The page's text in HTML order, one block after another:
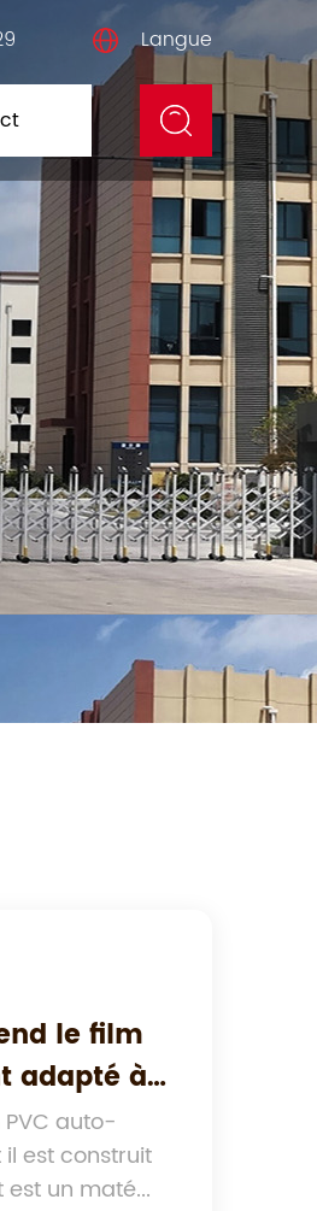
Langue
le film
adapté à
à
auto-
est construit
Film PVC autocollant est un maté...